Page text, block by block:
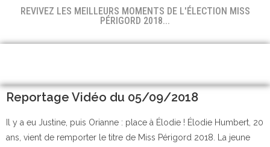
REVIVEZ LES MEILLEURS MOMENTS DE L'ÉLECTION MISS
PÉRIGORD 2018...
Reportage Vidéo du 05/09/2018
Il y a eu Justine, puis Orianne : place à Élodie ! Élodie Humbert, 20
ans, vient de remporter le titre de Miss Périgord 2018. La jeune